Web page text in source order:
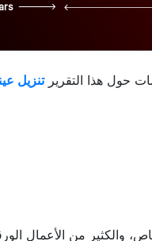
حول هذا التقرير
والكثير من الأعمال